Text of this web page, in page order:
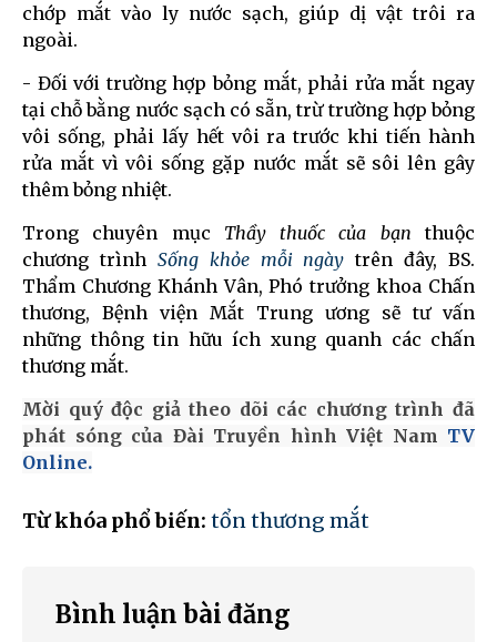
chớp mắt vào ly nước sạch, giúp dị vật trôi ra
ngoài.
- Đối với trường hợp bỏng mắt, phải rửa mắt ngay
tại chỗ bằng nước sạch có sẵn, trừ trường hợp bỏng
vôi sống, phải lấy hết vôi ra trước khi tiến hành
rửa mắt vì vôi sống gặp nước mắt sẽ sôi lên gây
thêm bỏng nhiệt.
Trong chuyên mục Thầy thuốc của bạn thuộc
chương trình Sống khỏe mỗi ngày trên đây, BS.
Thẩm Chương Khánh Vân, Phó trưởng khoa Chấn
thương, Bệnh viện Mắt Trung ương sẽ tư vấn
những thông tin hữu ích xung quanh các chấn
thương mắt.
Mời quý độc giả theo dõi các chương trình đã
phát sóng của Đài Truyền hình Việt Nam TV
Online.
Từ khóa phổ biến: tổn thương mắt
Bình luận bài đăng